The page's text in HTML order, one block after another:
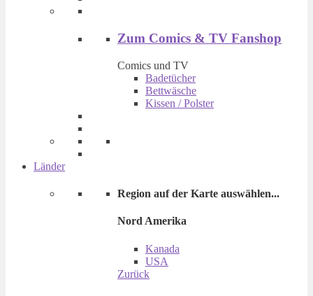
Zum Comics & TV Fanshop
Comics und TV
Badetücher
Bettwäsche
Kissen / Polster
Länder
Region auf der Karte auswählen...
Nord Amerika
Kanada
USA
Zurück